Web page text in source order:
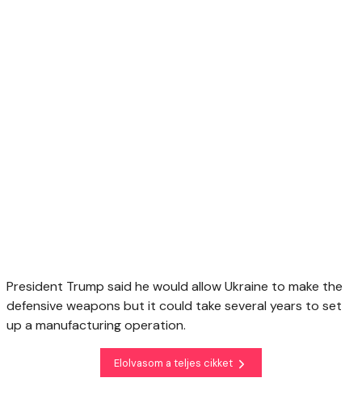
President Trump said he would allow Ukraine to make the
defensive weapons but it could take several years to set
up a manufacturing operation.
Elolvasom a teljes cikket